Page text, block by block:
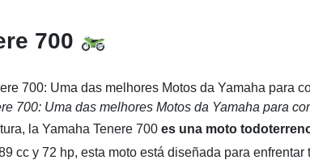
700
700: Uma das melhores Motos da Yamaha para
la Yamaha Tenere 700 es una moto
cc y 72 hp, esta moto está diseñada para